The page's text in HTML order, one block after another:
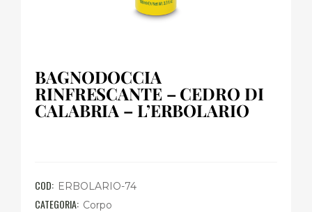
BAGNODOCCIA
RINFRESCANTE – CEDRO DI
CALABRIA – L’ERBOLARIO
COD: ERBOLARIO-74
CATEGORIA: Corpo